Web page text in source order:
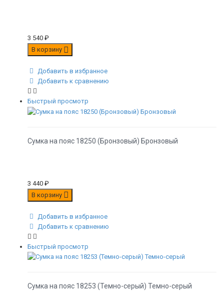
3 540 ₽
В корзину
Добавить в избранное
Добавить к сравнению
Быстрый просмотр
Сумка на пояс 18250 (Бронзовый) Бронзовый
3 440 ₽
В корзину
Добавить в избранное
Добавить к сравнению
Быстрый просмотр
Сумка на пояс 18253 (Темно-серый) Темно-серый